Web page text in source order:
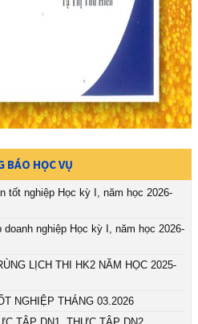
BÁO HỌC VỤ
tốt nghiệp Học kỳ I, năm học 2026-
nghiệp Học kỳ I, năm học 2026-
LỊCH THI HK2 NĂM HỌC 2025-
NGHIỆP THÁNG 03.2026